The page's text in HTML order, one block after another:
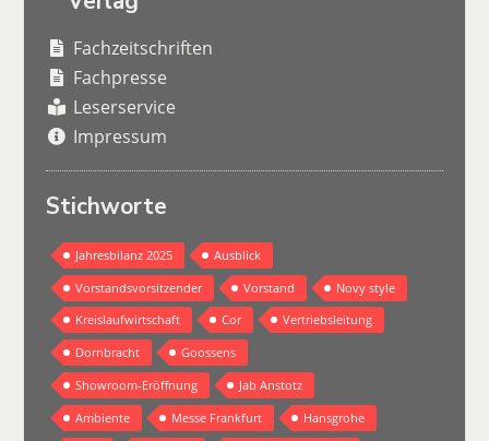
Fachzeitschriften
Fachpresse
Leserservice
Impressum
Stichworte
Jahresbilanz 2025
Ausblick
Vorstandsvorsitzender
Vorstand
Novy style
Kreislaufwirtschaft
Cor
Vertriebsleitung
Dornbracht
Goossens
Showroom-Eröffnung
Jab Anstotz
Ambiente
Messe Frankfurt Hansgrohe